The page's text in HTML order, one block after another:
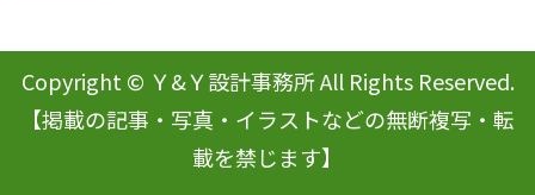
Copyright © Ｙ&Ｙ設計事務所 All Rights Reserved.
【掲載の記事・写真・イラストなどの無断複写・転
載を禁じます】